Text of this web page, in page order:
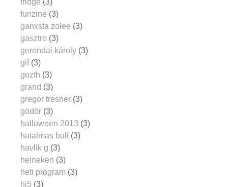
funzine (3)
ganxsta zolee (3)
gasztro (3)
gerendai károly (3)
gif (3)
gozth (3)
grand (3)
gregor tresher (3)
gödör (3)
halloween 2013 (3)
hatalmas buli (3)
havlik g (3)
heineken (3)
heti program (3)
hi5 (3)